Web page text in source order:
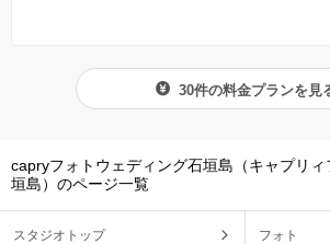
30件の料金プランを見
capryフォトウェディング石垣島（キャプリ
垣島）のページ一覧
スタジオトップ フォト